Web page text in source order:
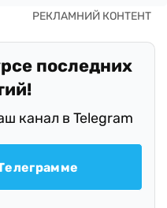
последних
канал в Telegram